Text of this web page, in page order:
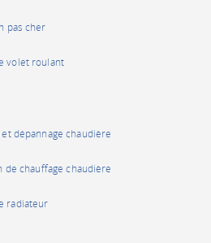
pas cher
volet roulant
dépannage chaudière
de chauffage chaudière
radiateur